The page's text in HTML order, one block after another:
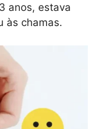
anos, estava
às chamas.